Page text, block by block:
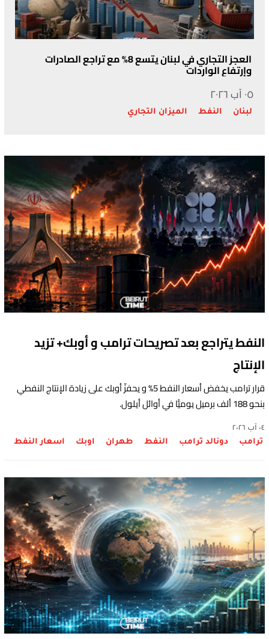
العجز التجاري في لبنان يتسع 8% مع تراجع الصادرات
وإرتفاع الواردات
٠٥ آب ٢٠٢٦
لبنان النفط الميزان التجاري
النفط يتراجع بعد تصريحات ترامب و أوبك+ تزيد
الإنتاج
قرار ترامب يخفض أسعار النفط 5% و يحفزّ أوبك على زيادة الإنتاج النفطي
بنحو 188 ألف برميل يوميًّا في أوائل أيلول.
٠٤ آب ٢٠٢٦
ترامب دونالد ترامب النفط طهران اوبك اسعار النفط